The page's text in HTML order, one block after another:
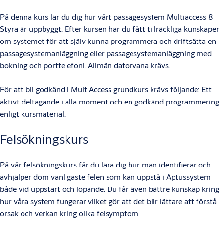
På denna kurs lär du dig hur vårt passagesystem Multiaccess 8
Styra är uppbyggt. Efter kursen har du fått tillräckliga kunskaper
om systemet för att själv kunna programmera och driftsätta en
passagesystemanläggning eller passagesystemanläggning med
bokning och porttelefoni. Allmän datorvana krävs.
För att bli godkänd i MultiAccess grundkurs krävs följande: Ett
aktivt deltagande i alla moment och en godkänd programmering
enligt kursmaterial.
Felsökningskurs
På vår felsökningskurs får du lära dig hur man identifierar och
avhjälper dom vanligaste felen som kan uppstå i Aptussystem
både vid uppstart och löpande. Du får även bättre kunskap kring
hur våra system fungerar vilket gör att det blir lättare att förstå
orsak och verkan kring olika felsymptom.